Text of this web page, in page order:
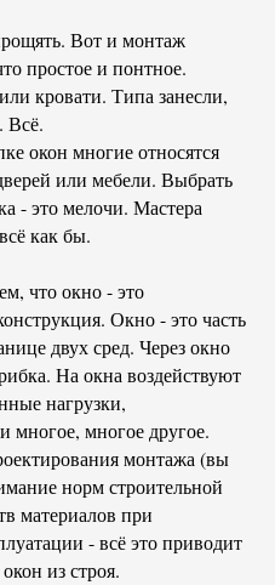
Вот и монтаж
простое и понтное.
кровати. Типа занесли,
Всё.
окон многие относятся
или мебели. Выбрать
- это мелочи. Мастера
как бы.
что окно - это
Окно - это часть
двух сред. Через окно
На окна воздействуют
нагрузки,
многое, многое другое.
монтажа (вы
норм строительной
материалов при
- всё это приводит
из строя.